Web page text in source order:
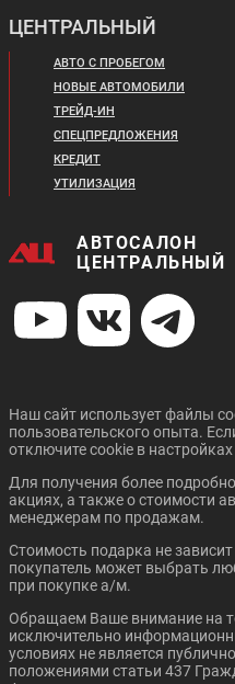
Цена от:
2 589 820 ₽
В кредит от:
35 335 ₽/мес.
OPEL GRANDLAND X
Цена от:
1 483 820 ₽
ZOTYE T600
Цена от:
677 820 ₽
В кредит от:
ЦЕНТРАЛЬНЫЙ
АВТО С ПРОБЕГОМ
НОВЫЕ АВТОМОБИЛИ
ТРЕЙД-ИН
СПЕЦПРЕДЛОЖЕНИЯ
КРЕДИТ
УТИЛИЗАЦИЯ
АВТОСАЛОН
ЦЕНТРАЛЬНЫЙ
Наш сайт использует файлы
пользовательского опыта.
отключите cookie в настройках
Для получения более
акциях, а также о стоимости
менеджерам по продажам.
Стоимость подарка не
покупатель может выбрать
при покупке а/м.
Обращаем Ваше внимание на
исключительно
условиях не является
положениями статьи 437